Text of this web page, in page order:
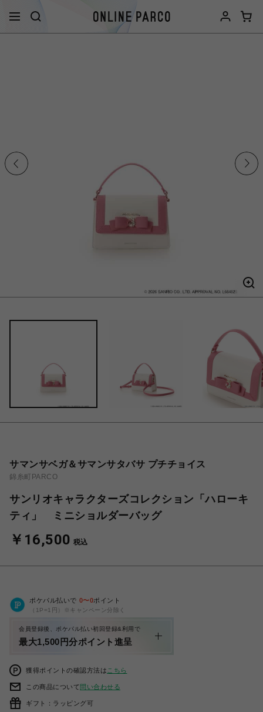
サマンサベガ＆サマンサタバサ プチチョイス
錦糸町PARCO
サンリオキャラクターズコレクション「ハローキ
ティ」 ミニショルダーバッグ
￥16,500 税込
ポケパル払いで 0〜0ポイント
（1P=1円）※キャンペーン分除く
会員登録後、ポケパル払い初回登録&利用で
最大1,500円分ポイント進呈
獲得ポイントの確認方法は こちら
この商品について問い合わせる
ギフト：ラッピング可